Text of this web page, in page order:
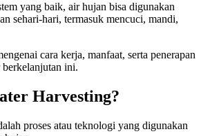
yang baik, air hujan bisa digunakan
sehari-hari, termasuk mencuci, mandi,
cara kerja, manfaat, serta penerapan
berkelanjutan ini.
Harvesting?
proses atau teknologi yang digunakan